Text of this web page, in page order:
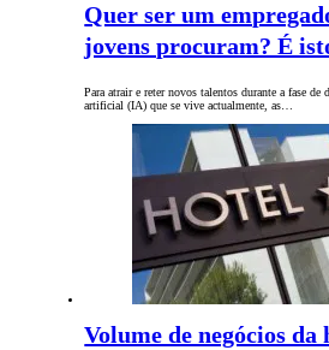
Quer ser um
jovens procuram? É
Para atrair e reter novos talentos durante a fase
artificial (IA) que se vive actualmente, as…
Volume de negócios da